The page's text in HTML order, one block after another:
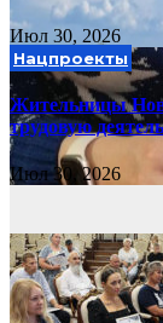
Июл 30, 2026
Нацпроекты
Жительницы
трудовую
Июл 30, 2026